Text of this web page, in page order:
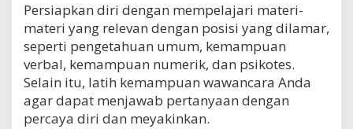
Persiapkan diri dengan mempelajari materi-
materi yang relevan dengan posisi yang dilamar,
seperti pengetahuan umum, kemampuan
verbal, kemampuan numerik, dan psikotes.
Selain itu, latih kemampuan wawancara Anda
agar dapat menjawab pertanyaan dengan
percaya diri dan meyakinkan.